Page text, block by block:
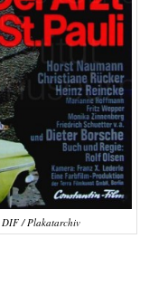
DIF / Plakatarchiv